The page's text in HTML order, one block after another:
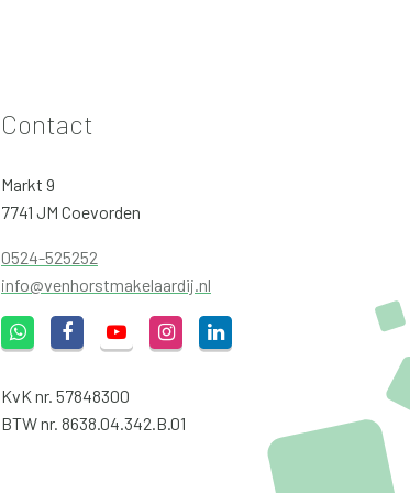
Contact
Markt 9
7741 JM Coevorden
0524-525252
info@venhorstmakelaardij.nl
KvK nr. 57848300
BTW nr. 8638.04.342.B.01